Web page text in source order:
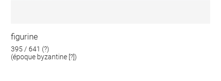
figurine
395 / 641 (?)
(époque byzantine [?])